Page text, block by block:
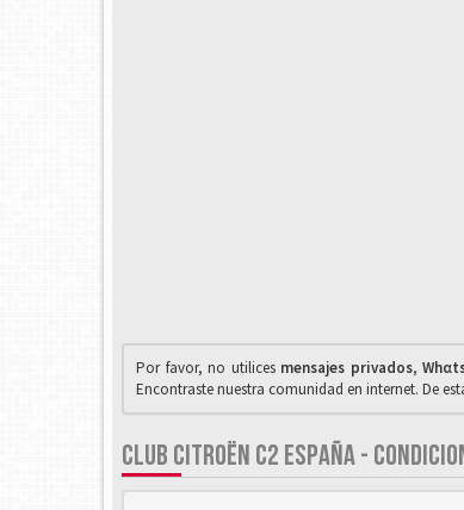
Por favor, no utilices mensajes privados,
Encontraste nuestra comunidad en internet. De
CLUB CITROËN C2 ESPAÑA -